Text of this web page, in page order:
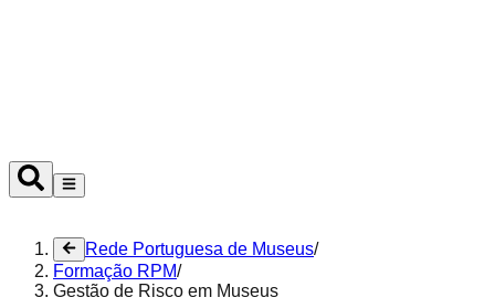
Rede Portuguesa de Museus/
Formação RPM/
Gestão de Risco em Museus